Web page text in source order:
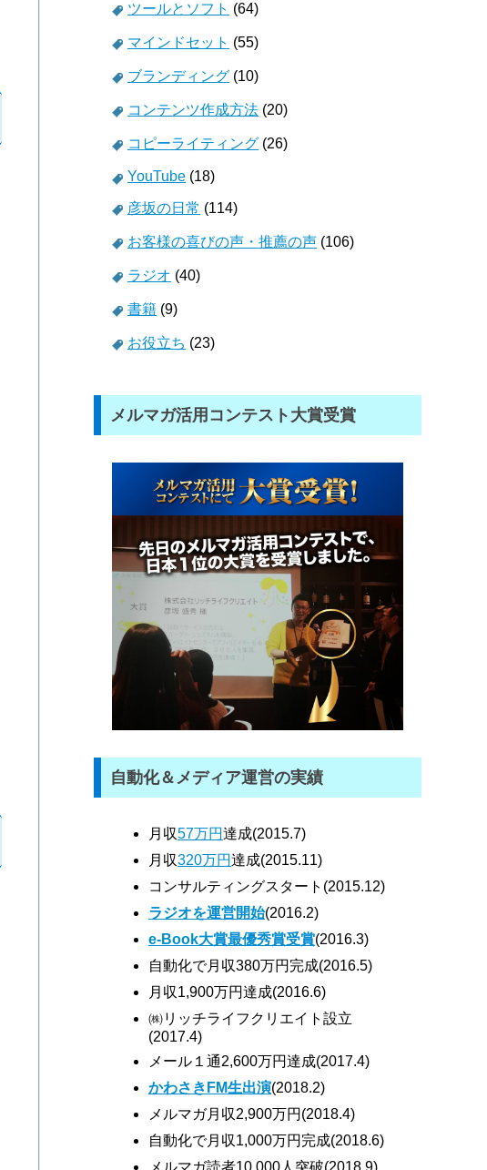
ツールとソフト (64)
マインドセット (55)
ブランディング (10)
コンテンツ作成方法 (20)
コピーライティング (26)
YouTube (18)
彦坂の日常 (114)
お客様の喜びの声・推薦の声 (106)
ラジオ (40)
書籍 (9)
お役立ち (23)
メルマガ活用コンテスト大賞受賞
自動化＆メディア運営の実績
月収57万円達成(2015.7)
月収320万円達成(2015.11)
コンサルティングスタート(2015.12)
ラジオを運営開始(2016.2)
e-Book大賞最優秀賞受賞(2016.3)
自動化で月収380万円完成(2016.5)
月収1,900万円達成(2016.6)
㈱リッチライフクリエイト設立
(2017.4)
メール１通2,600万円達成(2017.4)
かわさきFM生出演(2018.2)
メルマガ月収2,900万円(2018.4)
自動化で月収1,000万円完成(2018.6)
メルマガ読者10,000人突破(2018.9)